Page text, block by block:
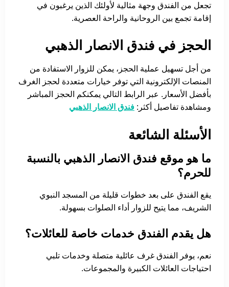
تجعل من الفندق وجهة مثالية لأولئك الذين يرغبون في
إقامة تجمع بين الروحانية والراحة العصرية.
الحجز في فندق الانصار الذهبي
من أجل تسهيل عملية الحجز، يمكن للزوار الاستفادة من
المنصات الإلكترونية التي توفر خيارات متعددة لحجز الغرف
بأفضل الأسعار. عبر الرابط التالي يمكنكم الحجز المباشر
ومشاهدة تفاصيل أكثر: فندق الانصار الذهبي
الأسئلة الشائعة
ما هو موقع فندق الانصار الذهبي بالنسبة
للحرم؟
يقع الفندق على بعد خطوات قليلة من المسجد النبوي
الشريف، مما يتيح للزوار أداء الصلوات بسهولة.
هل يقدم الفندق خدمات خاصة للعائلات؟
نعم، يوفر الفندق غرف عائلية متصلة وخدمات تلبي
احتياجات العائلات الكبيرة والمجموعات.